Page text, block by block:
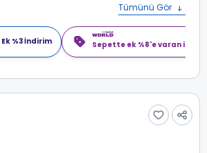
Tümünü Gör
%3 İndirim Sepette ek %8'e varan